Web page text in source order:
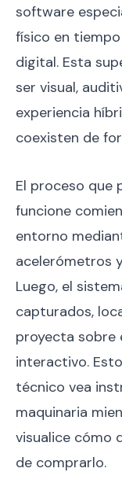
software
físico en
digital. Esta
ser visual,
experiencia
coexisten de
El proceso que
funcione
entorno
acelerómetros
Luego, el
capturados,
proyecta sobre
interactivo.
técnico vea
maquinaria
visualice cómo
de comprarlo.